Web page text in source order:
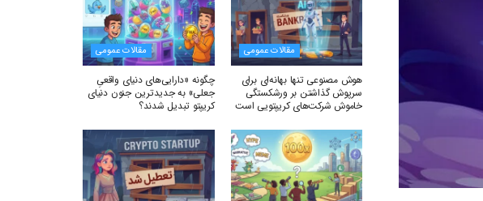
مقالات عمومی
هوش مصنوعی تنها بهانه‌ای برای
سرپوش گذاشتن بر ورشکستگی
خاموش شرکت‌های کریپتویی است
مقالات عمومی
چگونه «دارایی‌های دنیای واقعیِ
جعلی» به جدیدترین جنون دنیای
کریپتو تبدیل شدند؟